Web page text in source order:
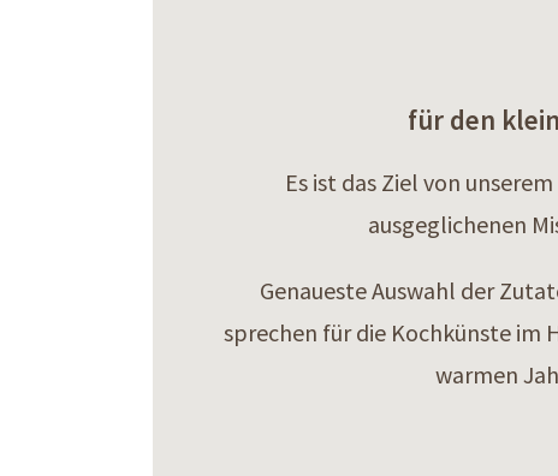
für den
Es ist das Ziel von
ausgeglichenen
Genaueste Auswahl der
sprechen für die Kochkünste im
warmen